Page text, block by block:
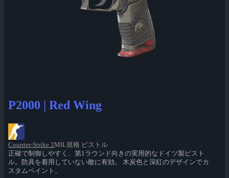
P2000 | Red Wing
Counter-Strike 2MIL規格 ピストル
正確で制御しやすく、第1ラウンド向きの実用的なドイツ製ピスト
ル。防具を着用していない敵に有効。 木炭色と深紅のデザインでカ
スタムペイント。